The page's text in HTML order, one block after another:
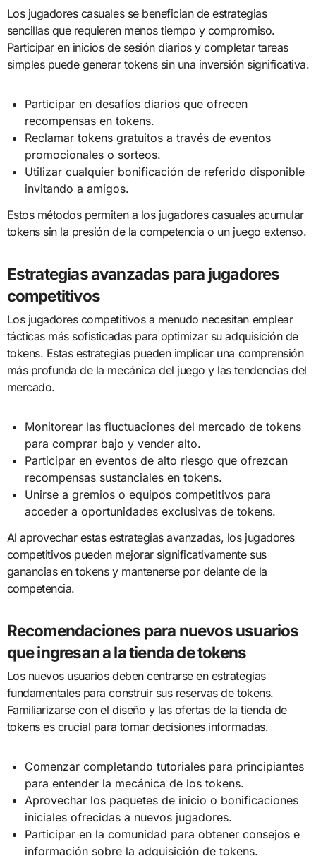
Los jugadores casuales se benefician de estrategias
sencillas que requieren menos tiempo y compromiso.
Participar en inicios de sesión diarios y completar tareas
simples puede generar tokens sin una inversión significativa.
Participar en desafíos diarios que ofrecen
recompensas en tokens.
Reclamar tokens gratuitos a través de eventos
promocionales o sorteos.
Utilizar cualquier bonificación de referido disponible
invitando a amigos.
Estos métodos permiten a los jugadores casuales acumular
tokens sin la presión de la competencia o un juego extenso.
Estrategias avanzadas para jugadores
competitivos
Los jugadores competitivos a menudo necesitan emplear
tácticas más sofisticadas para optimizar su adquisición de
tokens. Estas estrategias pueden implicar una comprensión
más profunda de la mecánica del juego y las tendencias del
mercado.
Monitorear las fluctuaciones del mercado de tokens
para comprar bajo y vender alto.
Participar en eventos de alto riesgo que ofrezcan
recompensas sustanciales en tokens.
Unirse a gremios o equipos competitivos para
acceder a oportunidades exclusivas de tokens.
Al aprovechar estas estrategias avanzadas, los jugadores
competitivos pueden mejorar significativamente sus
ganancias en tokens y mantenerse por delante de la
competencia.
Recomendaciones para nuevos usuarios
que ingresan a la tienda de tokens
Los nuevos usuarios deben centrarse en estrategias
fundamentales para construir sus reservas de tokens.
Familiarizarse con el diseño y las ofertas de la tienda de
tokens es crucial para tomar decisiones informadas.
Comenzar completando tutoriales para principiantes
para entender la mecánica de los tokens.
Aprovechar los paquetes de inicio o bonificaciones
iniciales ofrecidas a nuevos jugadores.
Participar en la comunidad para obtener consejos e
información sobre la adquisición de tokens.